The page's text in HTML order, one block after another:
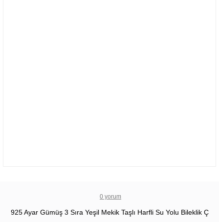
0 yorum
925 Ayar Gümüş 3 Sıra Yeşil Mekik Taşlı Harfli Su Yolu Bileklik Ç